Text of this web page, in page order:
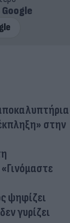
Google
στην
ψηφίζει
γυρίζει